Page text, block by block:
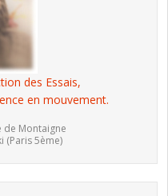
des Essais,
en mouvement.
de Montaigne
(Paris 5ème)